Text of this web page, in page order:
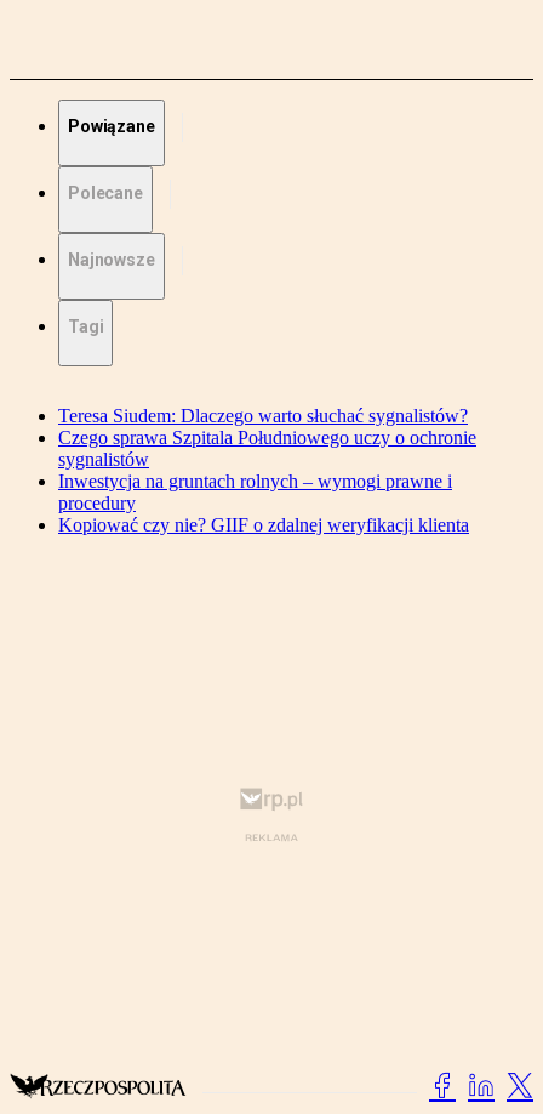
Powiązane
Polecane
Najnowsze
Tagi
Teresa Siudem: Dlaczego warto słuchać sygnalistów?
Czego sprawa Szpitala Południowego uczy o ochronie
sygnalistów
Inwestycja na gruntach rolnych – wymogi prawne i
procedury
Kopiować czy nie? GIIF o zdalnej weryfikacji klienta